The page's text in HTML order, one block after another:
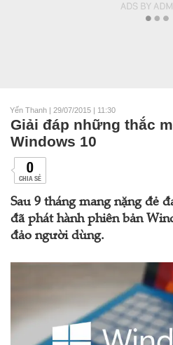
Yến Thanh | 29/07/2015 | 11:30
Giải đáp những thắc
Windows 10
0
CHIA SẺ
Sau 9 tháng mang nặng đẻ
đã phát hành phiên bản
đảo người dùng.